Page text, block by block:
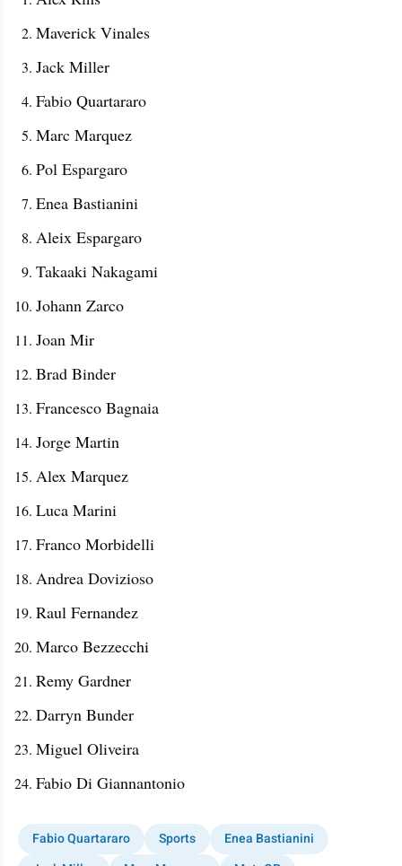
Maverick Vinales
Jack Miller
Fabio Quartararo
Marc Marquez
Pol Espargaro
Enea Bastianini
Aleix Espargaro
Takaaki Nakagami
Johann Zarco
Joan Mir
Brad Binder
Francesco Bagnaia
Jorge Martin
Alex Marquez
Luca Marini
Franco Morbidelli
Andrea Dovizioso
Raul Fernandez
Marco Bezzecchi
Remy Gardner
Darryn Bunder
Miguel Oliveira
Fabio Di Giannantonio
Fabio Quartararo Sports
Enea Bastianini